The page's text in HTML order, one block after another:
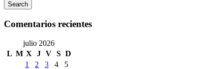
Search
Comentarios recientes
julio 2026
L M X J V S D
1
2 3 4
5